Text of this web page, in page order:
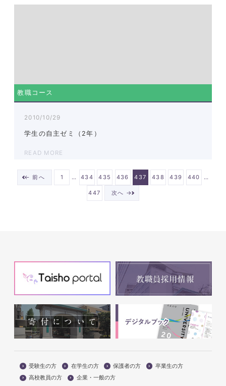
教職コース
2010/10/29
学生の自主ゼミ（2年）
READ MORE
← 前へ 1 … 434 435 436 437 438 439 440 …
447 次へ →
受験生の方 在学生の方 保護者の方
卒業生の方
高校教員の方
企業・一般の方